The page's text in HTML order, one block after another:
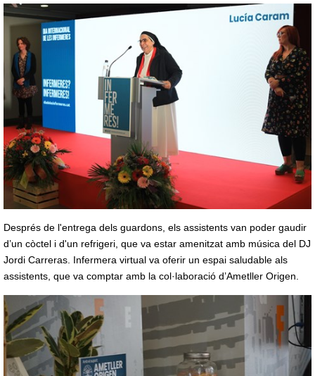
Després de l'entrega dels guardons, els assistents van poder gaudir
d’un còctel i d'un refrigeri, que va estar amenitzat amb música del DJ
Jordi Carreras. Infermera virtual va oferir un espai saludable als
assistents, que va comptar amb la col·laboració d’Ametller Origen.